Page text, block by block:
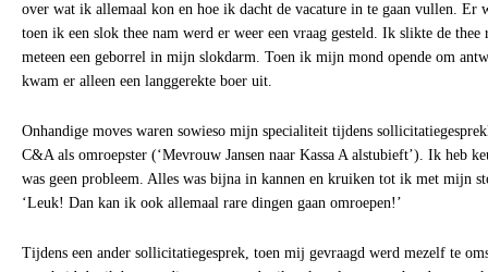
over wat ik allemaal kon en hoe ik dacht de vacature in te gaan vullen. Er
toen ik een slok thee nam werd er weer een vraag gesteld. Ik slikte de thee
meteen een geborrel in mijn slokdarm. Toen ik mijn mond opende om
kwam er alleen een langgerekte boer uit.
Onhandige moves waren sowieso mijn specialiteit tijdens
C&A als omroepster (‘Mevrouw Jansen naar Kassa A alstubieft’). Ik heb
was geen probleem. Alles was bijna in kannen en kruiken tot ik met mijn
‘Leuk! Dan kan ik ook allemaal rare dingen gaan omroepen!’
Tijdens een ander sollicitatiegesprek, toen mij gevraagd werd mezelf te